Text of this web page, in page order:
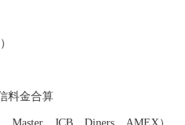
料金合算